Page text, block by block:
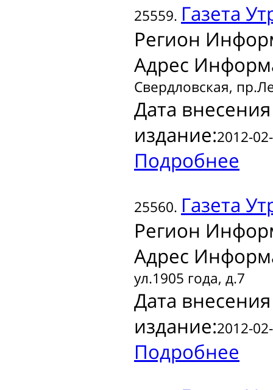
25559. Газета
Регион
Адрес
Свердловская,
Дата
издание:2012-
Подробнее
25560. Газета
Регион
Адрес
ул.1905 года, д.7
Дата
издание:2012-
Подробнее